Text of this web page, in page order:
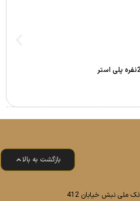
بازگشت به بالا